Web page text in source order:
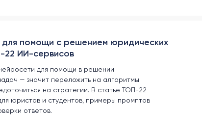
помощи с решением юридических
22 ИИ-сервисов
для помощи в решении
— значит переложить на алгоритмы
на стратегии. В статье ТОП-22
юристов и студентов, примеры промптов
ответов.